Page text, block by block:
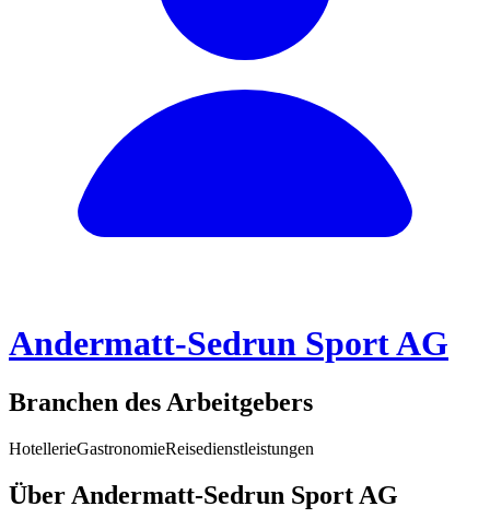
Andermatt-Sedrun Sport AG
Branchen des Arbeitgebers
HotellerieGastronomieReisedienstleistungen
Über Andermatt-Sedrun Sport AG